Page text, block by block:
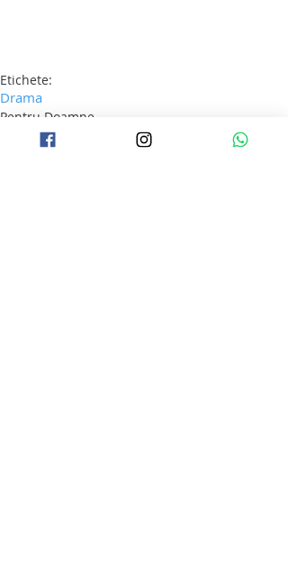
Etichete:
Drama
Pentru Doamne
Drama